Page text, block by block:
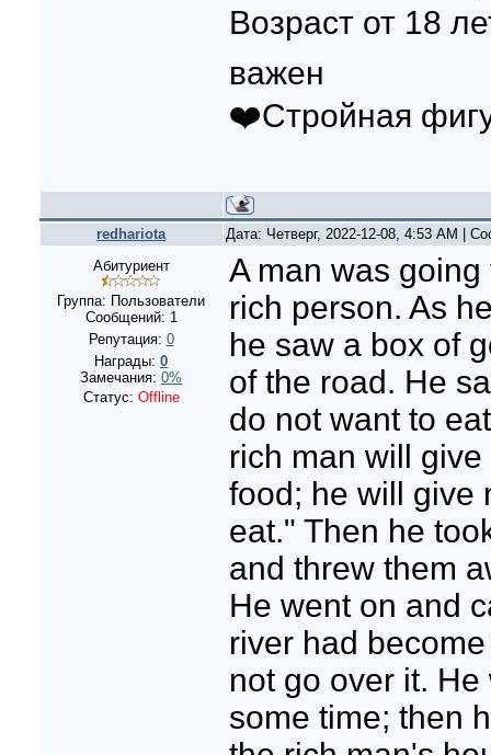
Возраст от 18
важен
❤️Стройная
redhariota
Дата: Четверг, 2022-12-08, 4:53 AM |
Абитуриент
Группа: Пользователи
Сообщений: 1
Репутация: 0
Награды: 0
Замечания: 0%
Статус: Offline
A man was
rich person. As
he saw a box of
of the road. He
do not want to
rich man will
food; he will give
eat." Then he
and threw them
He went on and
river had
not go over it. He
some time; then